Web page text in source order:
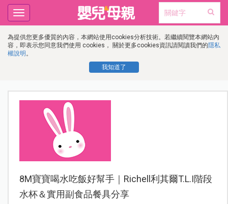
為提供您更多優質的內容，本網站使用cookies分析技術。若繼續閱覽本網站內
容，即表示您同意我們使用 cookies， 關於更多cookies資訊請閱讀我們的隱私
權說明 。
我知道了
Toggle
navigation
8M寶寶喝水吃飯好幫手｜Richell利其爾T.L.I階段
水杯＆實用副食品餐具分享